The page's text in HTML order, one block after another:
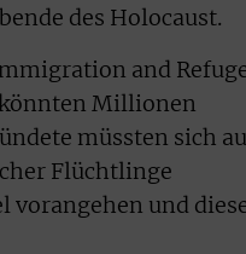
des Holocaust.
and
Millionen
müssten sich
Flüchtlinge
vorangehen und